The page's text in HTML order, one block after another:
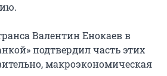
Валентин Енокаев в
подтвердил часть этих
макроэкономическая